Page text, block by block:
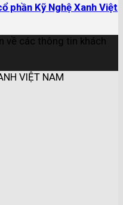
phần Kỹ Nghệ Xanh Việt
về các thông tin khách
VIỆT NAM